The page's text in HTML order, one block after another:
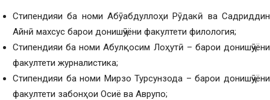
Стипендияи ба номи Абӯабдуллоҳи Рӯдакӣ ва Садриддин
Айнӣ махсус барои донишҷӯёни факултети филология;
Стипендияи ба номи Абулқосим Лоҳутӣ – барои донишҷӯёни
факултети журналистика;
Стипендияи ба номи Мирзо Турсунзода – барои донишҷӯёни
факултети забонҳои Осиё ва Аврупо;